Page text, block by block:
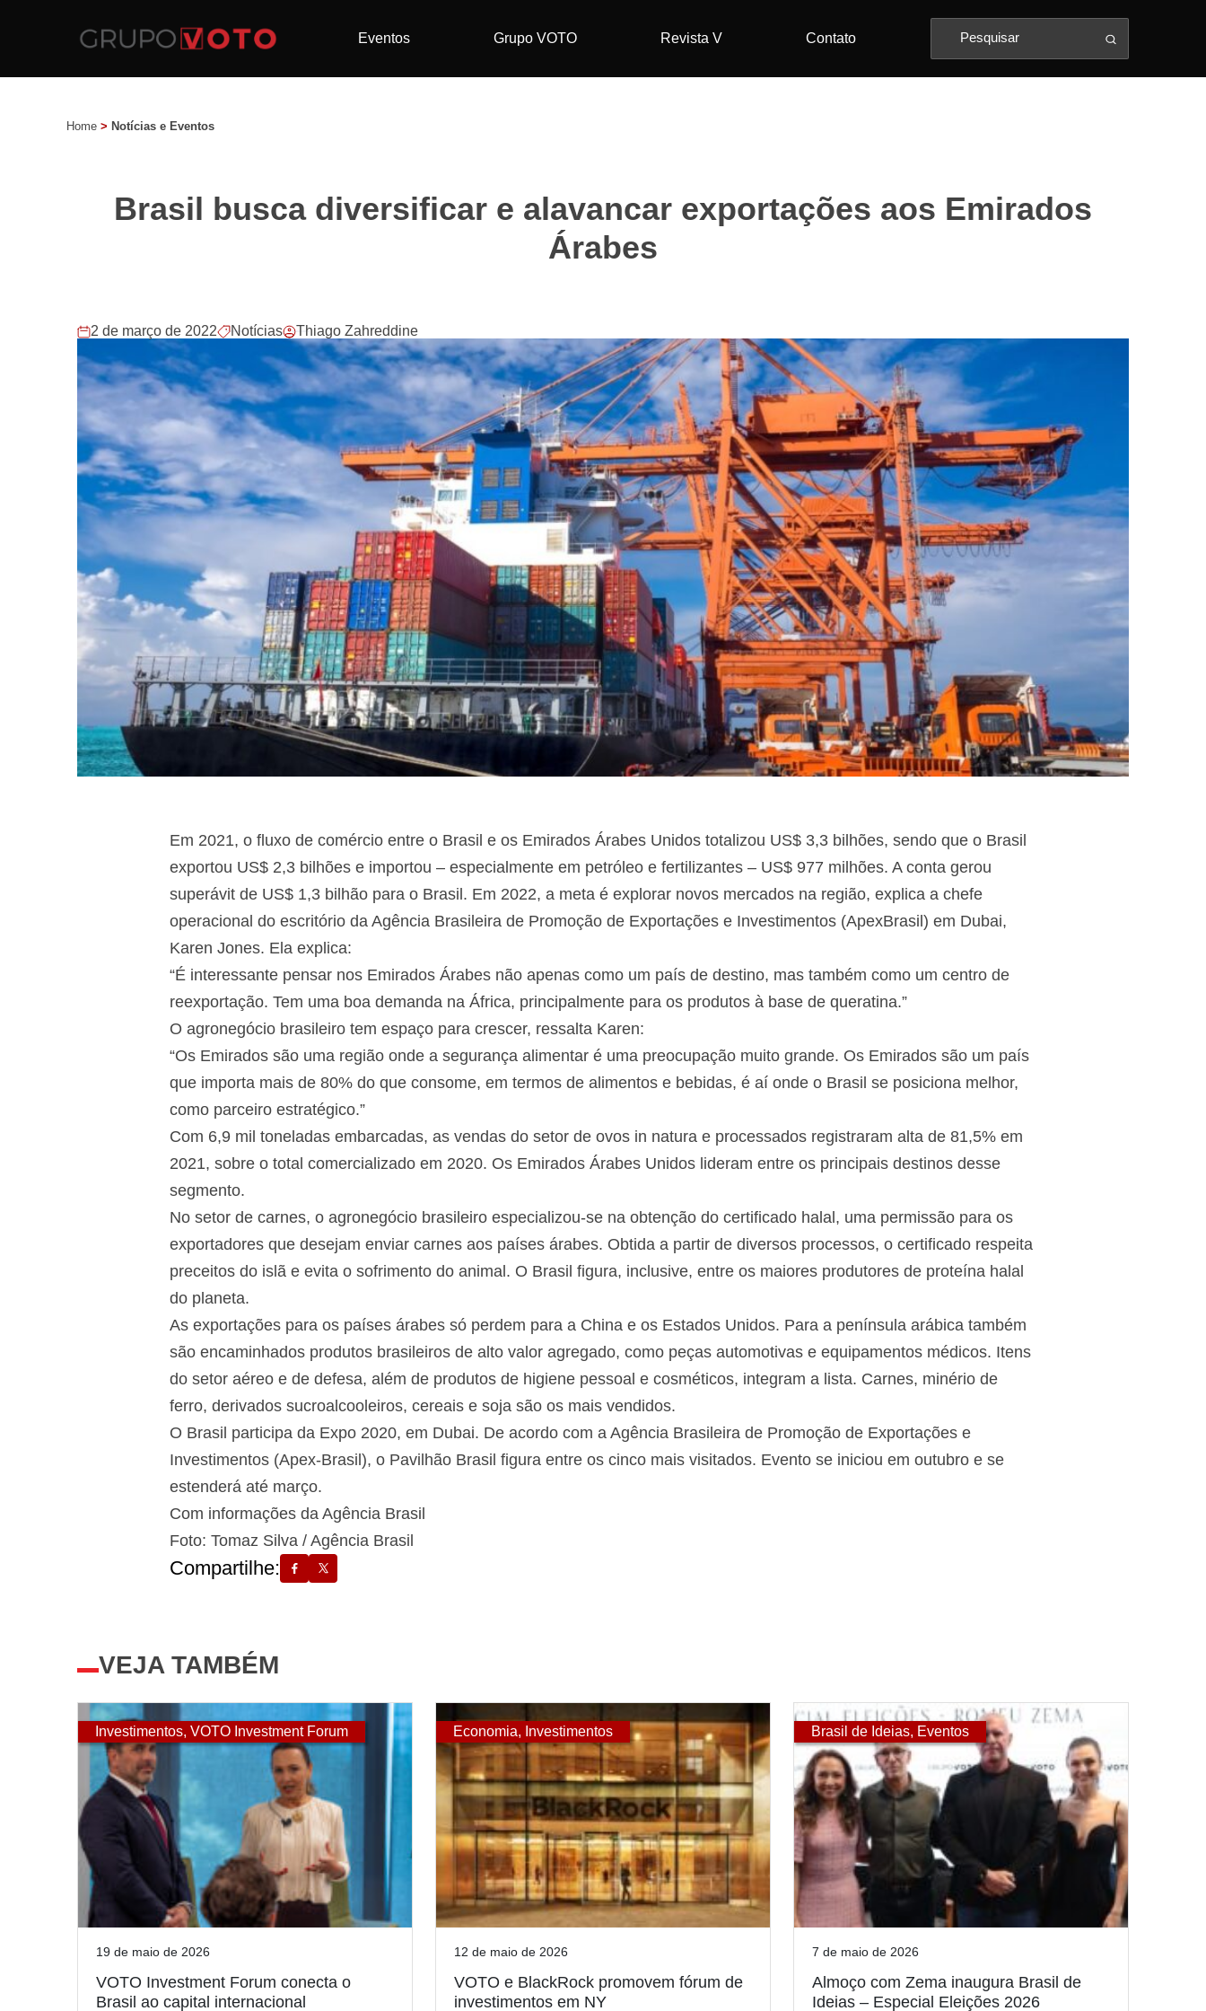
Eventos Grupo VOTO Revista V Contato
Home > Notícias e Eventos
Brasil busca diversificar e alavancar exportações aos Emirados
Árabes
2 de março de 2022 Notícias Thiago Zahreddine
Em 2021, o fluxo de comércio entre o Brasil e os Emirados Árabes Unidos totalizou US$ 3,3 bilhões, sendo que o Brasil
exportou US$ 2,3 bilhões e importou – especialmente em petróleo e fertilizantes – US$ 977 milhões. A conta gerou
superávit de US$ 1,3 bilhão para o Brasil. Em 2022, a meta é explorar novos mercados na região, explica a chefe
operacional do escritório da Agência Brasileira de Promoção de Exportações e Investimentos (ApexBrasil) em Dubai,
Karen Jones. Ela explica:
“É interessante pensar nos Emirados Árabes não apenas como um país de destino, mas também como um centro de
reexportação. Tem uma boa demanda na África, principalmente para os produtos à base de queratina.”
O agronegócio brasileiro tem espaço para crescer, ressalta Karen:
“Os Emirados são uma região onde a segurança alimentar é uma preocupação muito grande. Os Emirados são um país
que importa mais de 80% do que consome, em termos de alimentos e bebidas, é aí onde o Brasil se posiciona melhor,
como parceiro estratégico.”
Com 6,9 mil toneladas embarcadas, as vendas do setor de ovos in natura e processados registraram alta de 81,5% em
2021, sobre o total comercializado em 2020. Os Emirados Árabes Unidos lideram entre os principais destinos desse
segmento.
No setor de carnes, o agronegócio brasileiro especializou-se na obtenção do certificado halal, uma permissão para os
exportadores que desejam enviar carnes aos países árabes. Obtida a partir de diversos processos, o certificado respeita
preceitos do islã e evita o sofrimento do animal. O Brasil figura, inclusive, entre os maiores produtores de proteína halal
do planeta.
As exportações para os países árabes só perdem para a China e os Estados Unidos. Para a península arábica também
são encaminhados produtos brasileiros de alto valor agregado, como peças automotivas e equipamentos médicos. Itens
do setor aéreo e de defesa, além de produtos de higiene pessoal e cosméticos, integram a lista. Carnes, minério de
ferro, derivados sucroalcooleiros, cereais e soja são os mais vendidos.
O Brasil participa da Expo 2020, em Dubai. De acordo com a Agência Brasileira de Promoção de Exportações e
Investimentos (Apex-Brasil), o Pavilhão Brasil figura entre os cinco mais visitados. Evento se iniciou em outubro e se
estenderá até março.
Com informações da Agência Brasil
Foto: Tomaz Silva / Agência Brasil
Compartilhe:
VEJA TAMBÉM
Investimentos, VOTO Investment Forum
19 de maio de 2026
VOTO Investment Forum conecta o
Brasil ao capital internacional
Economia, Investimentos
12 de maio de 2026
VOTO e BlackRock promovem fórum de
investimentos em NY
Brasil de Ideias, Eventos
7 de maio de 2026
Almoço com Zema inaugura Brasil de
Ideias – Especial Eleições 2026